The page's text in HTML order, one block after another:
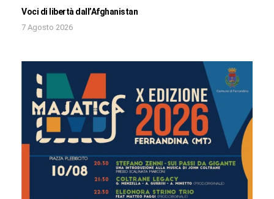
Voci di libertà dall’Afghanistan
7 Agosto 2026